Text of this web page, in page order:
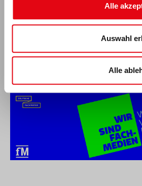
Alle
Auswahl
Alle
wird den
Seit 2007 ist er als Dozent sowohl für
auch für die Deutsche Hochschule
Gesundheitsmanagement DHfPG
zudem als Fachleiter Management/